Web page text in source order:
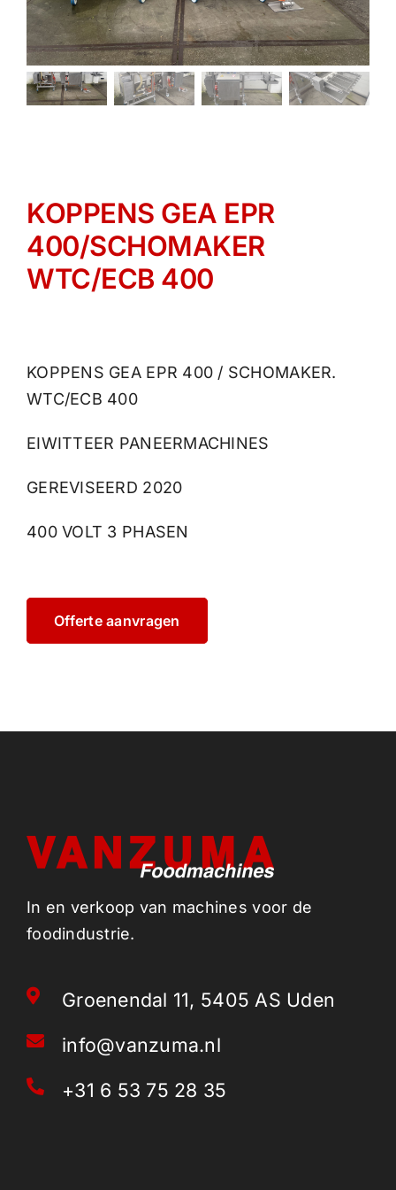
KOPPENS GEA EPR
400/SCHOMAKER
WTC/ECB 400
KOPPENS GEA EPR 400 / SCHOMAKER.
WTC/ECB 400
EIWITTEER PANEERMACHINES
GEREVISEERD 2020
400 VOLT 3 PHASEN
Offerte aanvragen
In en verkoop van machines voor de
foodindustrie.
Groenendal 11, 5405 AS Uden
info@vanzuma.nl
+31 6 53 75 28 35